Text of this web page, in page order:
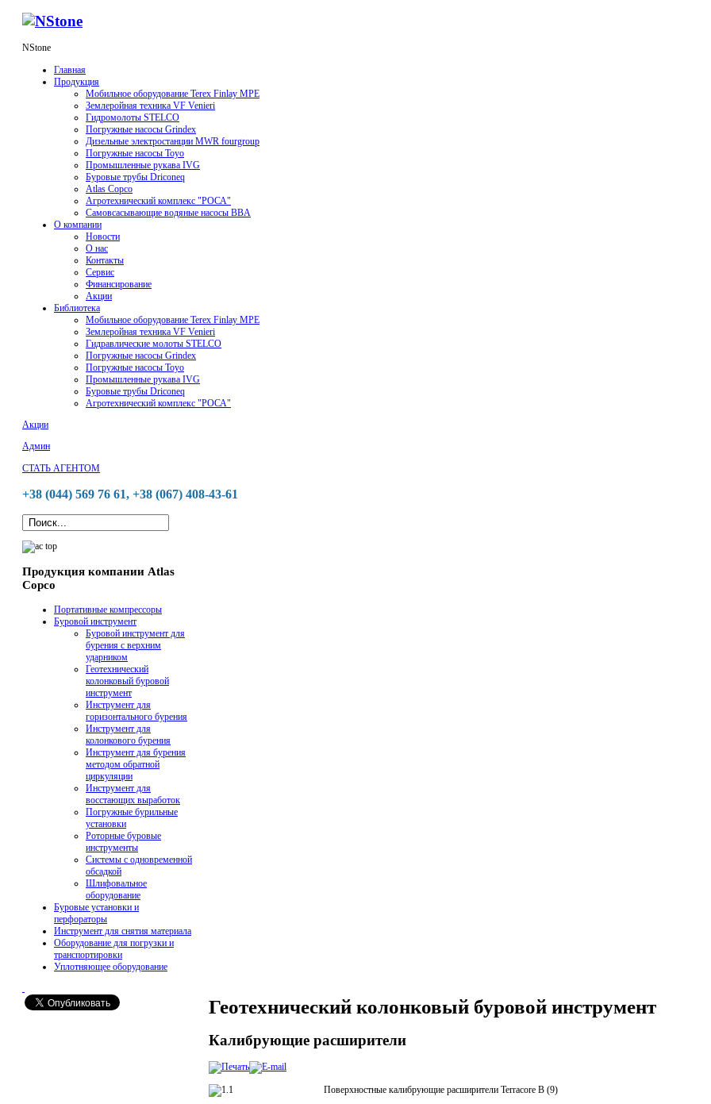
NStone
Главная
Продукция
Мобильное оборудование Terex Finlay MPE
Землеройная техника VF Venieri
Гидромолоты STELCO
Погружные насосы Grindex
Дизельные электростанции MWR fourgroup
Погружные насосы Toyo
Промышленные рукава IVG
Буровые трубы Driconeq
Atlas Copco
Агротехнический комплекс "РОСА"
Самовсасывающие водяные насосы BBA
О компании
Новости
О нас
Контакты
Сервис
Финансирование
Акции
Библиотека
Мобильное оборудование Terex Finlay MPE
Землеройная техника VF Venieri
Гидравлические молоты STELCO
Погружные насосы Grindex
Погружные насосы Toyo
Промышленные рукава IVG
Буровые трубы Driconeq
Агротехнический комплекс "РОСА"
Акции
Админ
СТАТЬ АГЕНТОМ
+38 (044) 569 76 61, +38 (067) 408-43-61
Продукция компании Atlas
Copco
Портативные компрессоры
Буровой инструмент
Буровой инструмент для
бурения с верхним
ударником
Геотехнический
колонковый буровой
инструмент
Инструмент для
горизонтального бурения
Инструмент для
колонкового бурения
Инструмент для бурения
методом обратной
циркуляции
Инструмент для
восстающих выработок
Погружные бурильные
установки
Роторные буровые
инструменты
Системы с одновременной
обсадкой
Шлифовальное
оборудование
Буровые установки и
перфораторы
Инструмент для снятия материала
Оборудование для погрузки и
транспортировки
Уплотняющее оборудование
Геотехнический колонковый буровой инструмент
Калибрующие расширители
Поверхностные калибрующие расширители Terracore B (9)